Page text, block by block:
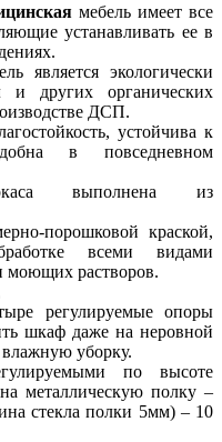
мебель имеет все
устанавливать ее в
является экологически
других органических
ДСП.
устойчива к
в повседневном
выполнена из
порошковой краской,
всеми видами
растворов.
регулируемые опоры
шкаф даже на неровной
уборку.
по высоте
металлическую полку –
стекла полки 5мм) – 10